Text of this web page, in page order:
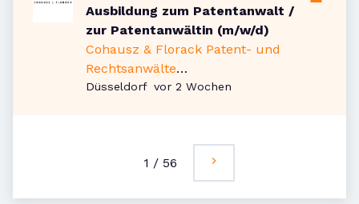
Ausbildung zum Patentanwalt /
zur Patentanwältin (m/w/d)
Cohausz & Florack Patent- und
Rechtsanwälte
Partnerschaftsgesellschaft mbB
Düsseldorf Veröffentlicht:
vor 2 Wochen
1 / 56